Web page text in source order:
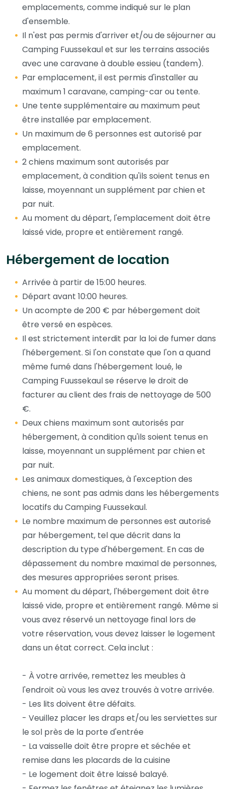
emplacements, comme indiqué sur le plan
d'ensemble.
Il n'est pas permis d'arriver et/ou de séjourner au
Camping Fuussekaul et sur les terrains associés
avec une caravane à double essieu (tandem).
Par emplacement, il est permis d'installer au
maximum 1 caravane, camping-car ou tente.
Une tente supplémentaire au maximum peut
être installée par emplacement.
Un maximum de 6 personnes est autorisé par
emplacement.
2 chiens maximum sont autorisés par
emplacement, à condition qu'ils soient tenus en
laisse, moyennant un supplément par chien et
par nuit.
Au moment du départ, l'emplacement doit être
laissé vide, propre et entièrement rangé.
Hébergement de location
Arrivée à partir de 15:00 heures.
Départ avant 10:00 heures.
Un acompte de 200 € par hébergement doit
être versé en espèces.
Il est strictement interdit par la loi de fumer dans
l'hébergement. Si l'on constate que l'on a quand
même fumé dans l'hébergement loué, le
Camping Fuussekaul se réserve le droit de
facturer au client des frais de nettoyage de 500
€.
Deux chiens maximum sont autorisés par
hébergement, à condition qu'ils soient tenus en
laisse, moyennant un supplément par chien et
par nuit.
Les animaux domestiques, à l'exception des
chiens, ne sont pas admis dans les hébergements
locatifs du Camping Fuussekaul.
Le nombre maximum de personnes est autorisé
par hébergement, tel que décrit dans la
description du type d'hébergement. En cas de
dépassement du nombre maximal de personnes,
des mesures appropriées seront prises.
Au moment du départ, l'hébergement doit être
laissé vide, propre et entièrement rangé. Même si
vous avez réservé un nettoyage final lors de
votre réservation, vous devez laisser le logement
dans un état correct. Cela inclut :
- À votre arrivée, remettez les meubles à
l'endroit où vous les avez trouvés à votre arrivée.
- Les lits doivent être défaits.
- Veuillez placer les draps et/ou les serviettes sur
le sol près de la porte d'entrée
- La vaisselle doit être propre et séchée et
remise dans les placards de la cuisine
- Le logement doit être laissé balayé.